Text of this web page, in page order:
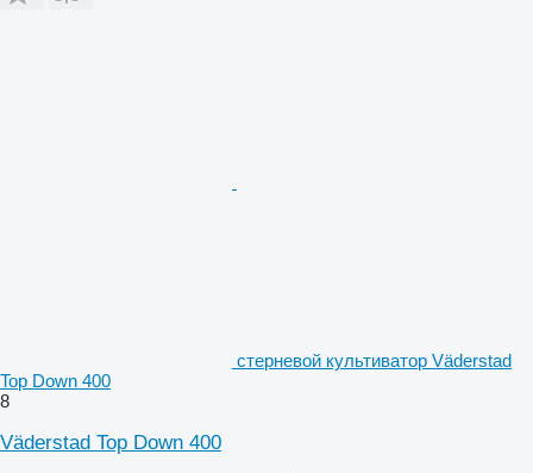
стерневой культиватор Väderstad
Top Down 400
8
Väderstad Top Down 400